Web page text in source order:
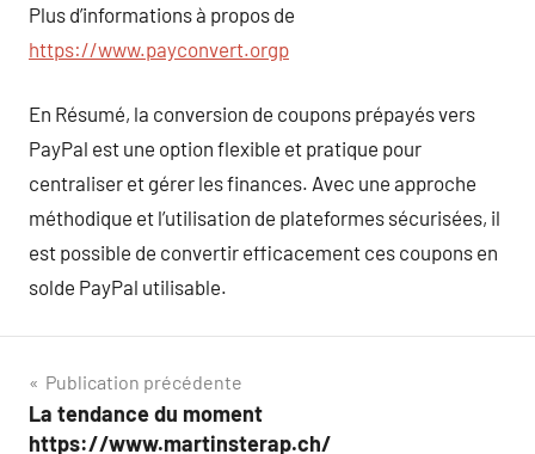
Plus d’informations à propos de
https://www.payconvert.orgp
En Résumé, la conversion de coupons prépayés vers
PayPal est une option flexible et pratique pour
centraliser et gérer les finances. Avec une approche
méthodique et l’utilisation de plateformes sécurisées, il
est possible de convertir efficacement ces coupons en
solde PayPal utilisable.
Navigation
de
Publication précédente
La tendance du moment
https://www.martinsterap.ch/